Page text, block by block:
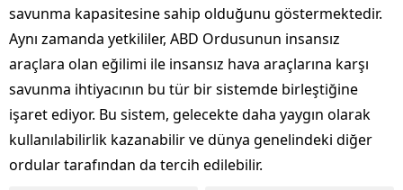
savunma kapasitesine sahip olduğunu göstermektedir.
Aynı zamanda yetkililer, ABD Ordusunun insansız
araçlara olan eğilimi ile insansız hava araçlarına karşı
savunma ihtiyacının bu tür bir sistemde birleştiğine
işaret ediyor. Bu sistem, gelecekte daha yaygın olarak
kullanılabilirlik kazanabilir ve dünya genelindeki diğer
ordular tarafından da tercih edilebilir.